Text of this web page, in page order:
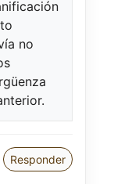
no
Responder